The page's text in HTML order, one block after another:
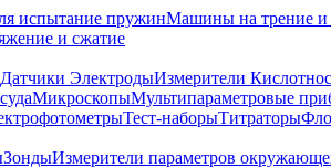
испытание пружинМашины на трение и
и сжатие
Датчики ЭлектродыИзмерители
МикроскопыМультипараметровые
Тест-наборыТитраторы
ЗондыИзмерители параметров